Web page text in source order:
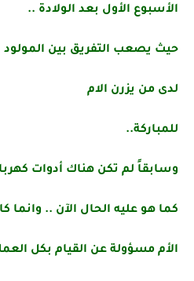
الأسبوع الأول بعد الولادة ..
حيث يصعب التفريق بين المولود
لدى من يزرن الام
للمباركة..
وسابقاً لم تكن هناك أدوات
كما هو عليه الحال الآن .. وانما
الأم مسؤولة عن القيام بكل